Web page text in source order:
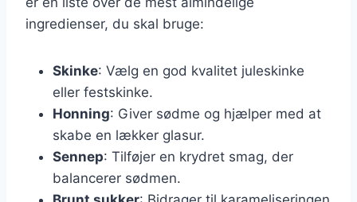
ingredienser, du skal bruge:
Skinke: Vælg en god kvalitet juleskinke
eller festskinke.
Honning: Giver sødme og hjælper med at
skabe en lækker glasur.
Sennep: Tilføjer en krydret smag, der
balancerer sødmen.